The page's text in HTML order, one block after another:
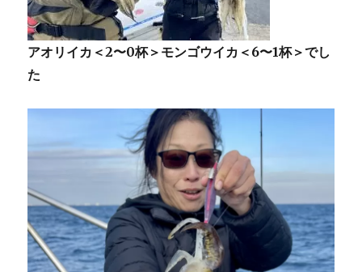
アオリイカ＜2〜0杯＞モンゴウイカ＜6〜1杯＞でし
た